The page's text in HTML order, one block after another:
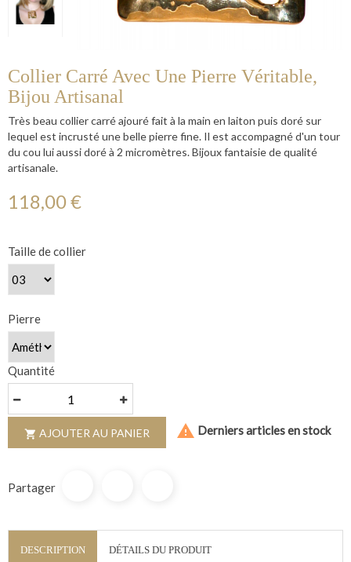
Collier Carré Avec Une Pierre Véritable,
Bijou Artisanal
Très beau collier carré ajouré fait à la main en laiton puis doré sur
lequel est incrusté une belle pierre fine. Il est accompagné d'un tour
du cou lui aussi doré à 2 micromètres. Bijoux fantaisie de qualité
artisanale.
118,00 €
Taille de collier
Pierre
Quantité
 AJOUTER AU PANIER  Derniers articles en stock
Partager
DESCRIPTION DÉTAILS DU PRODUIT